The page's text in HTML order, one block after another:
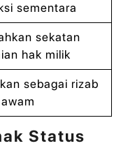
sementara
sekatan
hak milik
sebagai rizab
Status